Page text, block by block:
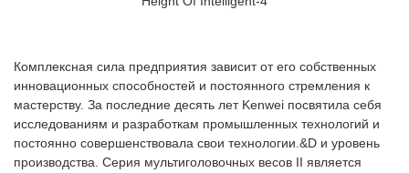
Комплексная сила предприятия зависит от его собственных
инновационных способностей и постоянного стремления к
мастерству. За последние десять лет Kenwei посвятила себя
исследованиям и разработкам промышленных технологий и
постоянно совершенствовала свои технологии.&D и уровень
производства. Серия мультиголовочных весов II является